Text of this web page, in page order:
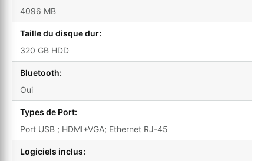
4096 MB
Taille du disque dur:
320 GB HDD
Bluetooth:
Oui
Types de Port:
Port USB ; HDMI+VGA; Ethernet RJ-45
Logiciels inclus: